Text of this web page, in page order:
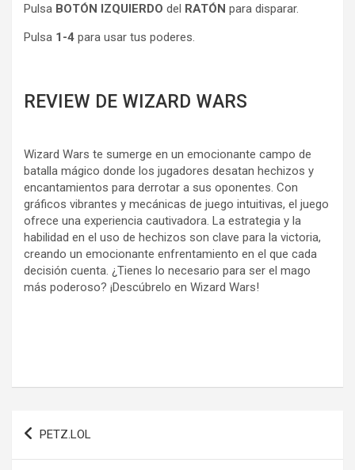
Pulsa BOTÓN IZQUIERDO del RATÓN para disparar.
Pulsa 1-4 para usar tus poderes.
REVIEW DE WIZARD WARS
Wizard Wars te sumerge en un emocionante campo de
batalla mágico donde los jugadores desatan hechizos y
encantamientos para derrotar a sus oponentes. Con
gráficos vibrantes y mecánicas de juego intuitivas, el juego
ofrece una experiencia cautivadora. La estrategia y la
habilidad en el uso de hechizos son clave para la victoria,
creando un emocionante enfrentamiento en el que cada
decisión cuenta. ¿Tienes lo necesario para ser el mago
más poderoso? ¡Descúbrelo en Wizard Wars!
Navegación
PETZ.LOL